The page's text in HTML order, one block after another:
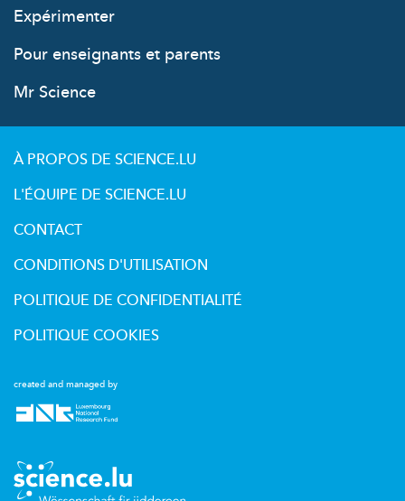
Expérimenter
Pour enseignants et parents
Mr Science
created and managed by
À PROPOS DE SCIENCE.LU
L'ÉQUIPE DE SCIENCE.LU
CONTACT
CONDITIONS D'UTILISATION
POLITIQUE DE CONFIDENTIALITÉ
POLITIQUE COOKIES